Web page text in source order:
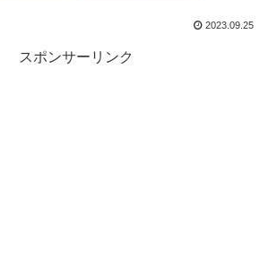
2023.09.25
スポンサーリンク